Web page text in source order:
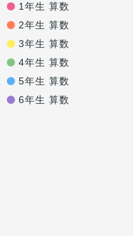
1年生 算数
2年生 算数
3年生 算数
4年生 算数
5年生 算数
6年生 算数